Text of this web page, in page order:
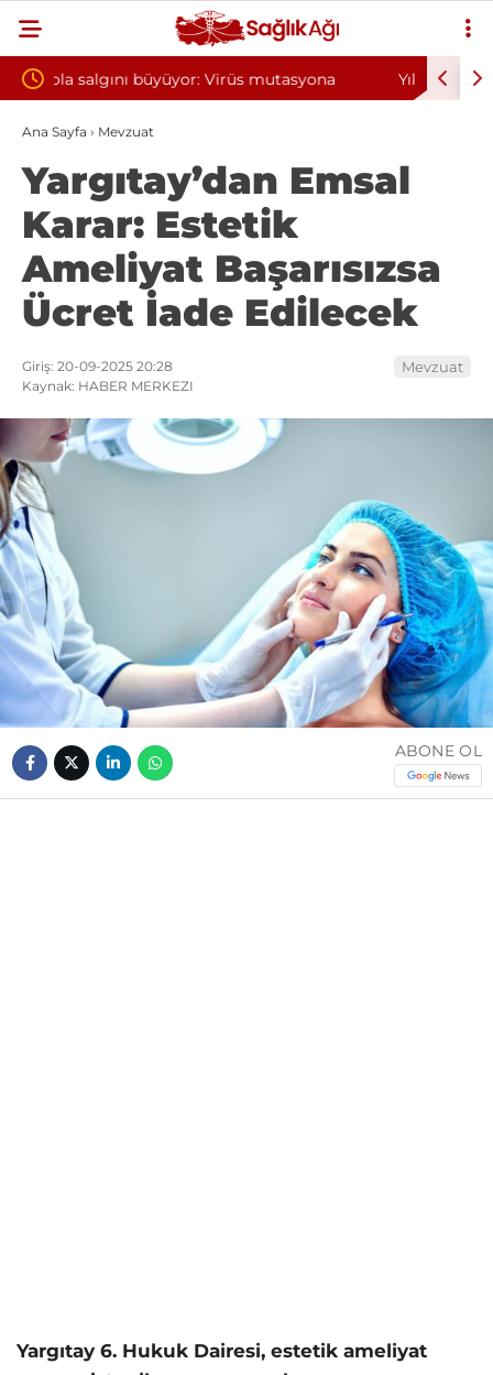
Yılın ilk 6 ayında 10 bini aşkın hasta hiperbarik
oksijen tedavisinden yararlandı
Ana Sayfa › Mevzuat
Yargıtay’dan Emsal
Karar: Estetik
Ameliyat Başarısızsa
Ücret İade Edilecek
Giriş: 20-09-2025 20:28
Kaynak: HABER MERKEZI
Mevzuat
ABONE OL
Yargıtay 6. Hukuk Dairesi, estetik ameliyat